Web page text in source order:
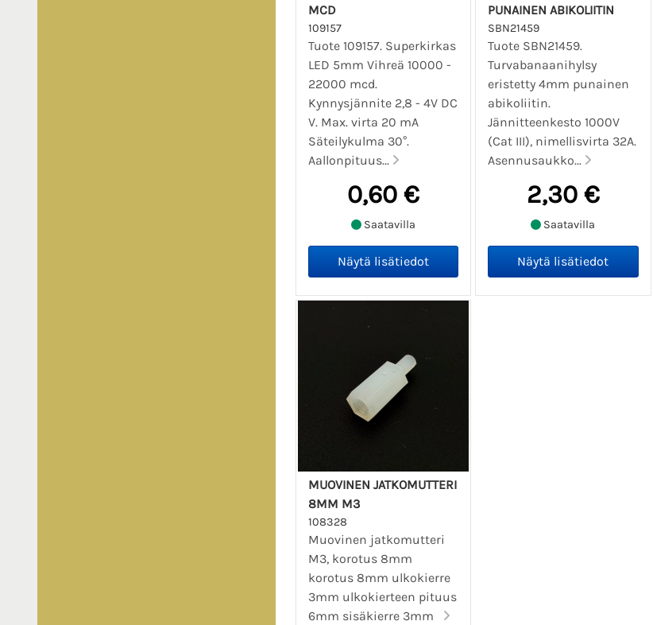
MCD
109157
Tuote 109157. Superkirkas
LED 5mm Vihreä 10000 -
22000 mcd.
Kynnysjännite 2,8 - 4V DC
V. Max. virta 20 mA
Säteilykulma 30°.
Aallonpituus...
0,60 €
Saatavilla
PUNAINEN ABIKOLIITIN
SBN21459
Tuote SBN21459.
Turvabanaanihylsy
eristetty 4mm punainen
abikoliitin.
Jännitteenkesto 1000V
(Cat III), nimellisvirta 32A.
Asennusaukko...
2,30 €
Saatavilla
MUOVINEN JATKOMUTTERI
8MM M3
108328
Muovinen jatkomutteri
M3, korotus 8mm
korotus 8mm ulkokierre
3mm ulkokierteen pituus
6mm sisäkierre 3mm